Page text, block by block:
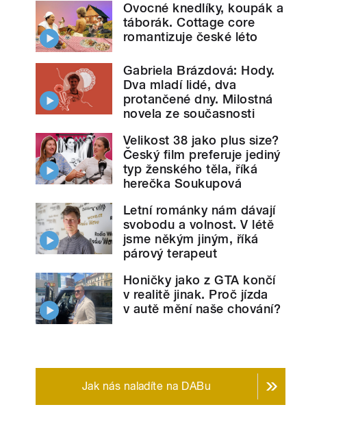
Ovocné knedlíky, koupák a
táborák. Cottage core
romantizuje české léto
Gabriela Brázdová: Hody.
Dva mladí lidé, dva
protančené dny. Milostná
novela ze současnosti
Velikost 38 jako plus size?
Český film preferuje jediný
typ ženského těla, říká
herečka Soukupová
Letní románky nám dávají
svobodu a volnost. V létě
jsme někým jiným, říká
párový terapeut
Honičky jako z GTA končí
v realitě jinak. Proč jízda
v autě mění naše chování?
Jak nás naladíte na DABu